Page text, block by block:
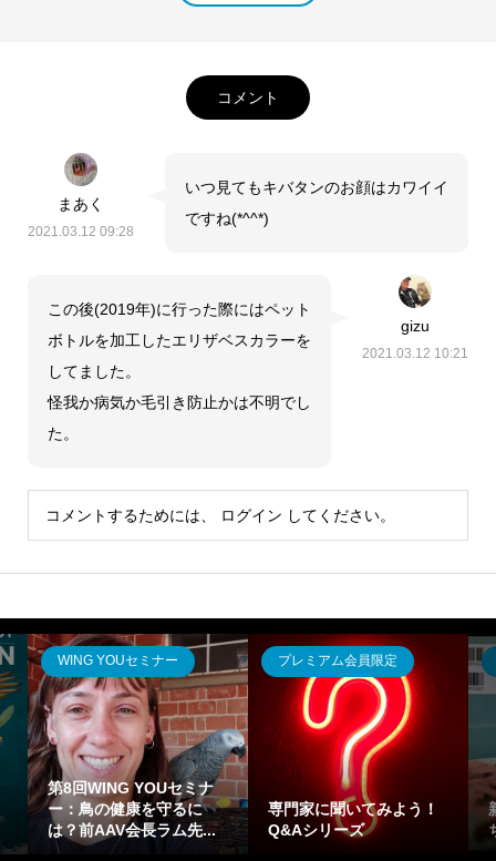
コメント
まあく
2021.03.12 09:28
いつ見てもキバタンのお顔はカワイイ
ですね(*^^*)
gizu
2021.03.12 10:21
この後(2019年)に行った際にはペット
ボトルを加工したエリザベスカラーを
してました。
怪我か病気か毛引き防止かは不明でし
た。
コメントするためには、 ログイン してください。
WING YOUセミナー
第8回WING YOUセミナ
ー：鳥の健康を守るに
は？前AAV会長ラム先...
プレミアム会員限定
専門家に聞いてみよう！
Q&Aシリーズ